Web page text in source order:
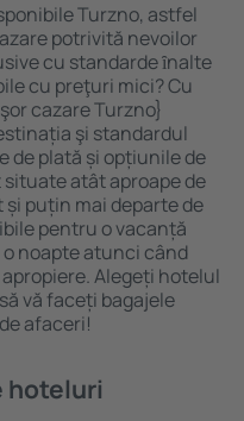
Turzno, astfel
potrivită nevoilor
cu standarde ȋnalte
cu preţuri mici? Cu
cazare Turzno}
şi standardul
de plată și opțiunile de
atât aproape de
puțin mai departe de
pentru o vacanță
noapte atunci când
Alegeți hotelul
vă faceți bagajele
afaceri!
hoteluri